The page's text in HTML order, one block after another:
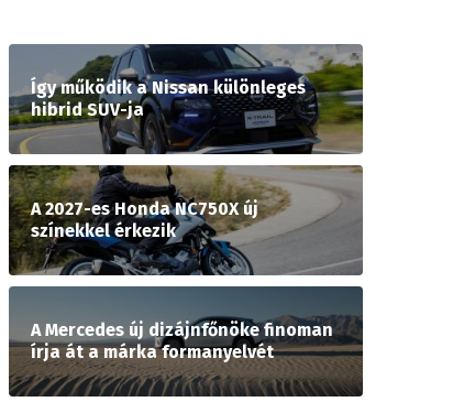
Így működik a Nissan különleges
hibrid SUV-ja
A 2027-es Honda NC750X új
színekkel érkezik
A Mercedes új dizájnfőnöke finoman
írja át a márka formanyelvét